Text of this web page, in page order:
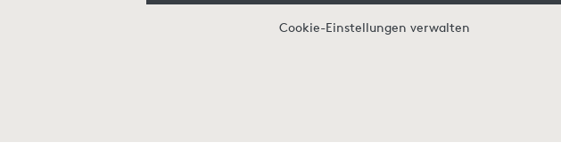
Cookie-Einstellungen verwalten